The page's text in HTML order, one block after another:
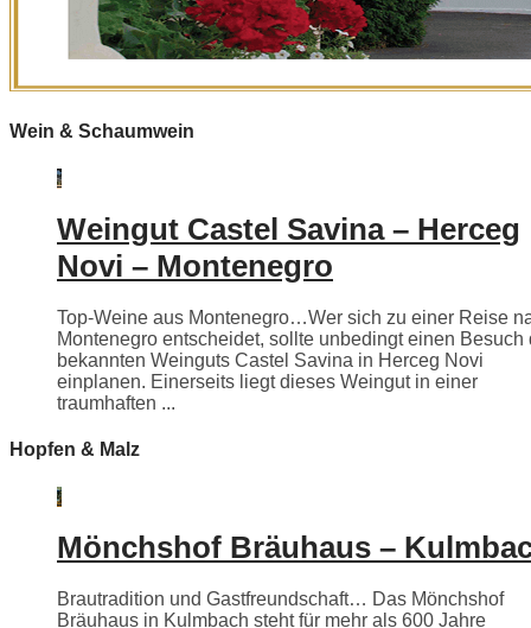
Wein & Schaumwein
Weingut Castel Savina – Herceg
Novi – Montenegro
Top-Weine aus Montenegro…Wer sich zu einer Reise
Montenegro entscheidet, sollte unbedingt einen Besuch
bekannten Weinguts Castel Savina in Herceg Novi
einplanen. Einerseits liegt dieses Weingut in einer
traumhaften ...
Hopfen & Malz
Mönchshof Bräuhaus –
Brautradition und Gastfreundschaft… Das Mönchshof
Bräuhaus in Kulmbach steht für mehr als 600 Jahre